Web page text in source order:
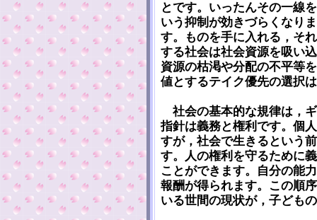
とです。いったんその一線
いう抑制が効きづらくなり
す。ものを手に入れる，そ
する社会は社会資源を吸い
資源の枯渇や分配の不平等
値とするテイク優先の選択
社会の基本的な規律は，
指針は義務と権利です。個
すが，社会で生きるという
す。人の権利を守るために
ことができます。自分の能
報酬が得られます。この順
いる世間の現状が，子ども